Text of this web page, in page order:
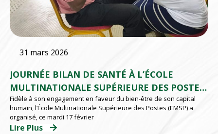
31 mars 2026
JOURNÉE BILAN DE SANTÉ À L’ÉCOLE
MULTINATIONALE SUPÉRIEURE DES POSTES
(EMSP) D’ABIDJAN
Fidèle à son engagement en faveur du bien-être de son capital
humain, l’École Multinationale Supérieure des Postes (EMSP) a
organisé, ce mardi 17 février
Lire Plus